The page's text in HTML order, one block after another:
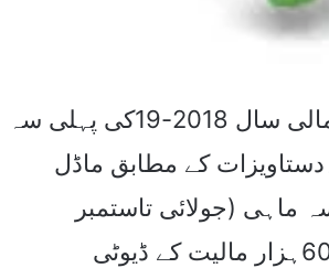
کراچی (اسٹاف رپورٹر) ماڈل کسٹمزکلکٹریٹ پریوینٹو نے مالی سال 2018-19کی پہلی سہ
۔دستاویزات کے مطابق ماڈل
مالی سال 2018-19کی پہلی سہ ماہی (جولائی تاستمبر
2018)کے دوران مجموعی طورپر 38ارب 64کروڑ85لاکھ60ہزار مالیت کے ڈیوٹی